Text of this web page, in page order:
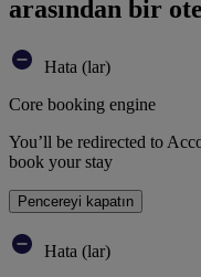
arasından bir
Hata (lar)
Core booking engine
You’ll be redirected to
book your stay
Pencereyi kapatın
Hata (lar)